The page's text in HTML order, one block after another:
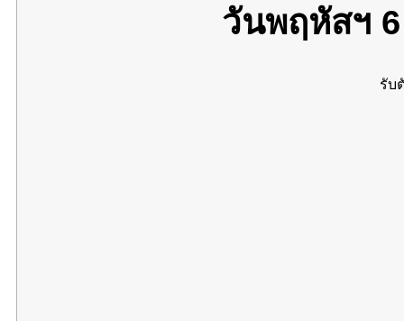
วันพฤหัสฯ
รับ